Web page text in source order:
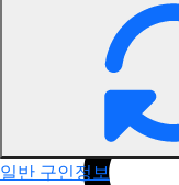
5. 아로마구인
산본 피부관리 구인정보
일반 구인정보